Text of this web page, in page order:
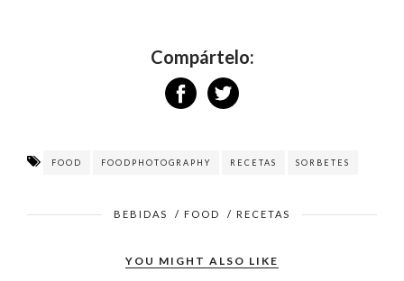
Compártelo:
FOOD FOODPHOTOGRAPHY RECETAS SORBETES
BEBIDAS / FOOD / RECETAS
YOU MIGHT ALSO LIKE